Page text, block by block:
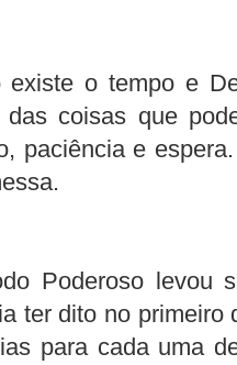
existe o tempo e
das coisas que
paciência e
Poderoso levou
ter dito no primeiro
para cada uma